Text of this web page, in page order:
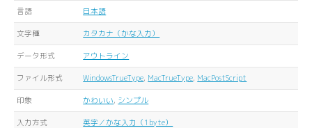
言語 日本語
文字種 カタカナ（かな入力）
データ形式 アウトライン
ファイル形式 WindowsTrueType, MacTrueType, MacPostScript
印象 かわいい, シンプル
入力方式 英字／かな入力（1byte）